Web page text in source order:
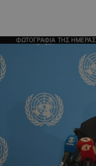
ΦΩΤΟΓΡΑΦΙΑ ΤΗΣ ΗΜΕΡΑΣ